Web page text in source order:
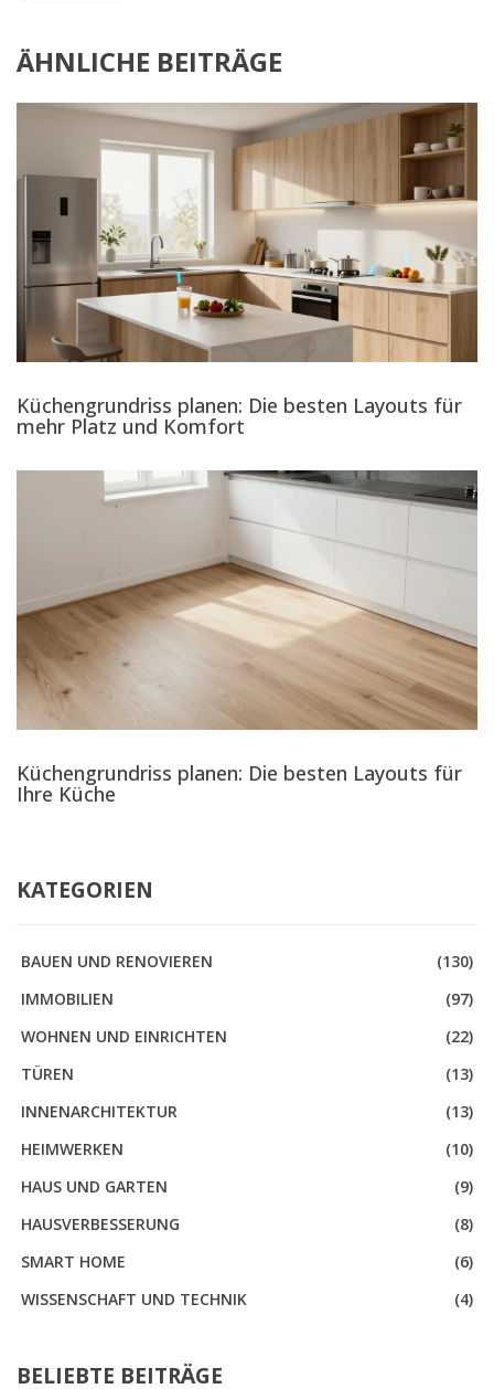
ÄHNLICHE BEITRÄGE
Küchengrundriss planen: Die besten Layouts für
mehr Platz und Komfort
Küchengrundriss planen: Die besten Layouts für
Ihre Küche
KATEGORIEN
BAUEN UND RENOVIEREN
(130)
IMMOBILIEN
(97)
WOHNEN UND EINRICHTEN
(22)
TÜREN
(13)
INNENARCHITEKTUR
(13)
HEIMWERKEN
(10)
HAUS UND GARTEN
(9)
HAUSVERBESSERUNG
(8)
SMART HOME
(6)
WISSENSCHAFT UND TECHNIK
(4)
BELIEBTE BEITRÄGE